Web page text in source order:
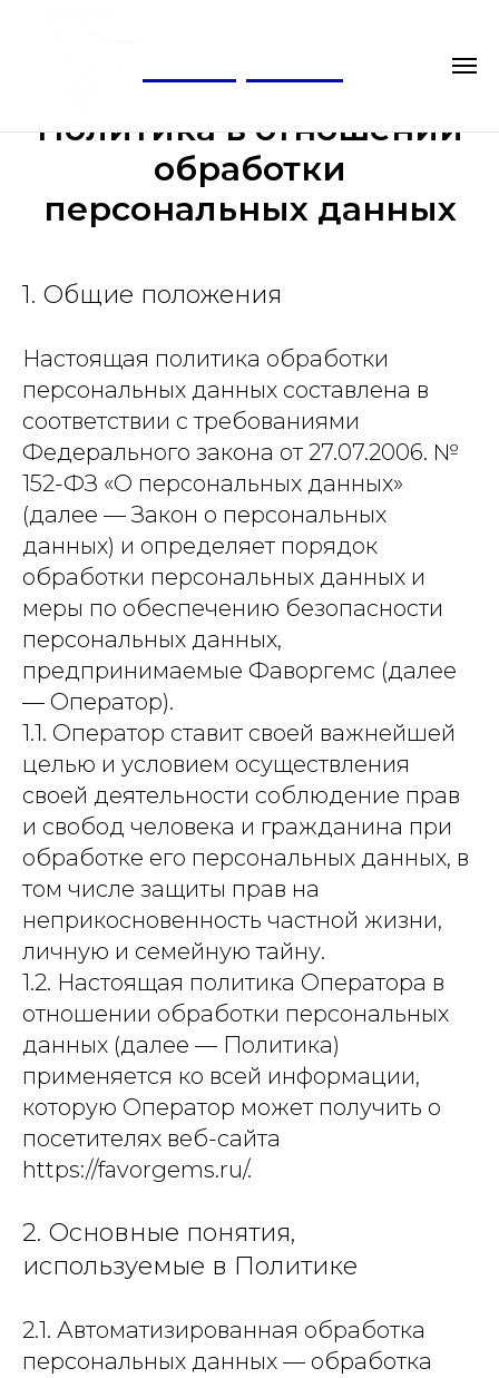
Политика в отношении
обработки
персональных данных
1. Общие положения
Настоящая политика обработки
персональных данных составлена в
соответствии с требованиями
Федерального закона от 27.07.2006. №
152-ФЗ «О персональных данных»
(далее — Закон о персональных
данных) и определяет порядок
обработки персональных данных и
меры по обеспечению безопасности
персональных данных,
предпринимаемые Фаворгемс (далее
— Оператор).
1.1. Оператор ставит своей важнейшей
целью и условием осуществления
своей деятельности соблюдение прав
и свобод человека и гражданина при
обработке его персональных данных, в
том числе защиты прав на
неприкосновенность частной жизни,
личную и семейную тайну.
1.2. Настоящая политика Оператора в
отношении обработки персональных
данных (далее — Политика)
применяется ко всей информации,
которую Оператор может получить о
посетителях веб-сайта
https://favorgems.ru/.
2. Основные понятия,
используемые в Политике
2.1. Автоматизированная обработка
персональных данных — обработка